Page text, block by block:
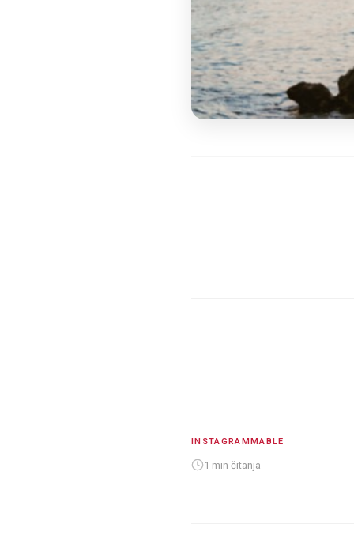
INSTAGRAMMABLE
1 min čitanja